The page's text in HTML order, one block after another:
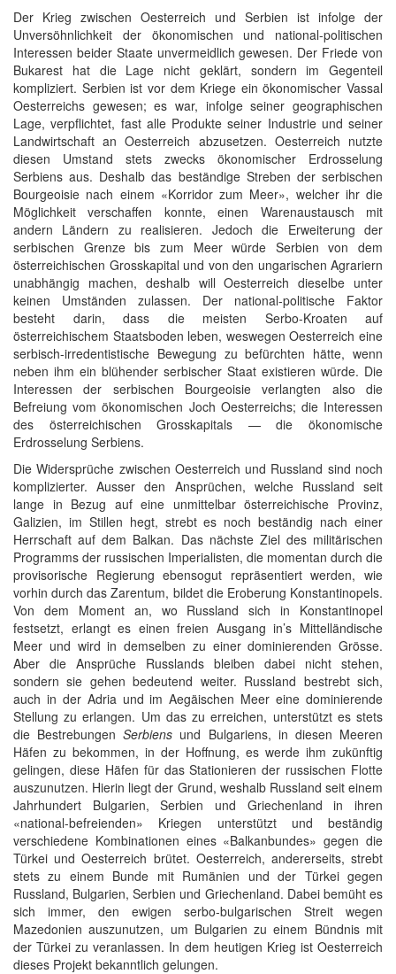
Der Krieg zwischen Oesterreich und Serbien ist infolge der
Unversöhnlichkeit der ökonomischen und national-politischen
Interessen beider Staate unvermeidlich gewesen. Der Friede von
Bukarest hat die Lage nicht geklärt, sondern im Gegenteil
kompliziert. Serbien ist vor dem Kriege ein ökonomischer Vassal
Oesterreichs gewesen; es war, infolge seiner geographischen
Lage, verpflichtet, fast alle Produkte seiner Industrie und seiner
Landwirtschaft an Oesterreich abzusetzen. Oesterreich nutzte
diesen Umstand stets zwecks ökonomischer Erdrosselung
Serbiens aus. Deshalb das beständige Streben der serbischen
Bourgeoisie nach einem «Korridor zum Meer», welcher ihr die
Möglichkeit verschaffen konnte, einen Warenaustausch mit
andern Ländern zu realisieren. Jedoch die Erweiterung der
serbischen Grenze bis zum Meer würde Serbien von dem
österreichischen Grosskapital und von den ungarischen Agrariern
unabhängig machen, deshalb will Oesterreich dieselbe unter
keinen Umständen zulassen. Der national-politische Faktor
besteht darin, dass die meisten Serbo-Kroaten auf
österreichischem Staatsboden leben, weswegen Oesterreich eine
serbisch-irredentistische Bewegung zu befürchten hätte, wenn
neben ihm ein blühender serbischer Staat existieren würde. Die
Interessen der serbischen Bourgeoisie verlangten also die
Befreiung vom ökonomischen Joch Oesterreichs; die Interessen
des österreichischen Grosskapitals — die ökonomische
Erdrosselung Serbiens.
Die Widersprüche zwischen Oesterreich und Russland sind noch
komplizierter. Ausser den Ansprüchen, welche Russland seit
lange in Bezug auf eine unmittelbar österreichische Provinz,
Galizien, im Stillen hegt, strebt es noch beständig nach einer
Herrschaft auf dem Balkan. Das nächste Ziel des militärischen
Programms der russischen Imperialisten, die momentan durch die
provisorische Regierung ebensogut repräsentiert werden, wie
vorhin durch das Zarentum, bildet die Eroberung Konstantinopels.
Von dem Moment an, wo Russland sich in Konstantinopel
festsetzt, erlangt es einen freien Ausgang in’s Mittelländische
Meer und wird in demselben zu einer dominierenden Grösse.
Aber die Ansprüche Russlands bleiben dabei nicht stehen,
sondern sie gehen bedeutend weiter. Russland bestrebt sich,
auch in der Adria und im Aegäischen Meer eine dominierende
Stellung zu erlangen. Um das zu erreichen, unterstützt es stets
die BestrebungenSerbiens und Bulgariens, in diesen Meeren
Häfen zu bekommen, in der Hoffnung, es werde ihm zukünftig
gelingen, diese Häfen für das Stationieren der russischen Flotte
auszunutzen. Hierin liegt der Grund, weshalb Russland seit einem
Jahrhundert Bulgarien, Serbien und Griechenland in ihren
«national-befreienden» Kriegen unterstützt und beständig
verschiedene Kombinationen eines «Balkanbundes» gegen die
Türkei und Oesterreich brütet. Oesterreich, andererseits, strebt
stets zu einem Bunde mit Rumänien und der Türkei gegen
Russland, Bulgarien, Serbien und Griechenland. Dabei bemüht es
sich immer, den ewigen serbo-bulgarischen Streit wegen
Mazedonien auszunutzen, um Bulgarien zu einem Bündnis mit
der Türkei zu veranlassen. In dem heutigen Krieg ist Oesterreich
dieses Projekt bekanntlich gelungen.